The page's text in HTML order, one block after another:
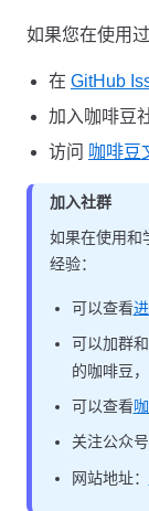
如果您在使用
在 GitHub
加入咖啡豆
访问 咖啡豆
加入社群
如果在使用和
经验：
可以查看
可以加群
的咖啡豆
可以查看
关注公众号
网站地址：